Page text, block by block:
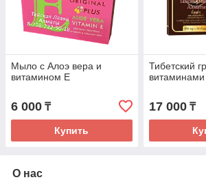
Мыло с Алоэ вера и
витамином Е
6 000 ₸
Купить
Тибетский
17 000₸
О нас